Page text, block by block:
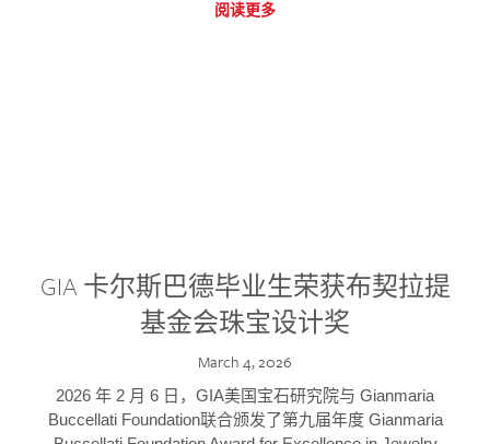
阅读更多
GIA 卡尔斯巴德毕业生荣获布契拉提
基金会珠宝设计奖
March 4, 2026
2026 年 2 月 6 日，GIA美国宝石研究院与 Gianmaria
Buccellati Foundation联合颁发了第九届年度 Gianmaria